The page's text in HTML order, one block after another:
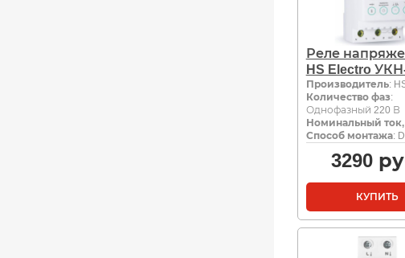
Реле
HS Electro
Производитель:
Количество фаз:
Однофазный 220 В
Номинальный
Способ монтажа:
3290
КУПИТЬ